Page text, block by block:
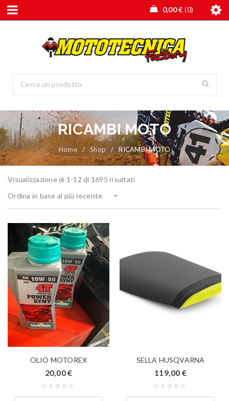
0,00€ 0
RICAMBI MOTO
Home / Shop / RICAMBI MOTO
Visualizzazione di 1-12 di 1695 risultati
Ordina in base al più recente
OLIO MOTOREX
20,00€
SELLA HUSQVARNA
119,00 €